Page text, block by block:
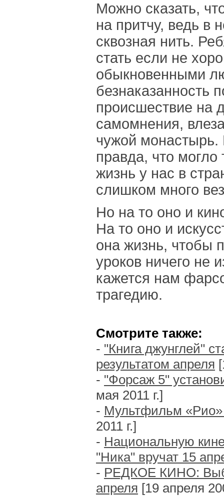
Можно сказать,
на притчу, ведь в
сквозная нить.
стать если не
обыкновенными
безнаказанность
происшествие на
самомнения,
чужой монастырь.
правда, что могло
жизнь у нас в
слишком много
Но на то оно и
На то оно и
она жизнь, чтобы
уроков ничего не
кажется нам
трагедию.
Смотрите также:
- "Книга джунглей"
результатом апреля
- "Форсаж 5"
мая 2011 г.]
- Мультфильм
2011 г.]
- Национальную
"Ника" вручат 15
- РЕДКОЕ КИНО:
апреля [19 апреля